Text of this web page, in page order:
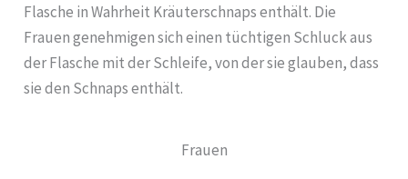
Flasche in Wahrheit Kräuterschnaps enthält. Die
Frauen genehmigen sich einen tüchtigen Schluck aus
der Flasche mit der Schleife, von der sie glauben, dass
sie den Schnaps enthält.
Frauen